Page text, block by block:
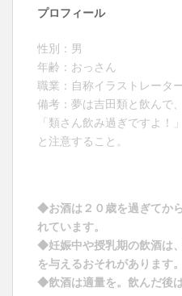
プロフィール
性別：男
年齢：おっさん
職業：自称イラストレータ
備考：夢は吉田類と飲んで、
「類さん飲み過ぎですよ！」
と注意すること。
◆お酒は２０歳を過ぎてか
れています。
◆妊娠中や授乳期の飲酒は
を与えるおそれがあります。
◆飲酒は適量を。飲んだ後は